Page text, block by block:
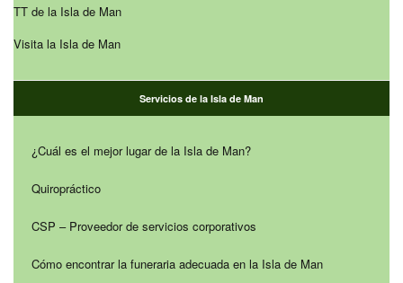
TT de la Isla de Man
Visita la Isla de Man
Servicios de la Isla de Man
¿Cuál es el mejor lugar de la Isla de Man?
Quiropráctico
CSP – Proveedor de servicios corporativos
Cómo encontrar la funeraria adecuada en la Isla de Man